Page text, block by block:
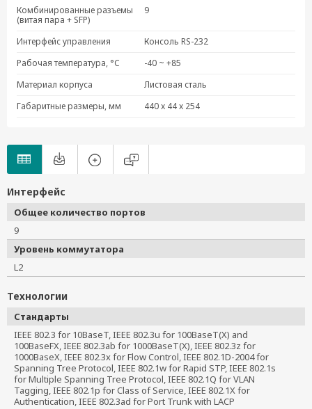
PT-G7509-R-HV
PT-G7509-R-HV-HV
Комбинированные разъемы
(витая пара + SFP)
9
Интерфейс управления
Консоль RS-232
Рабочая температура, °C
-40 ~ +85
Материал корпуса
Листовая сталь
Габаритные размеры, мм
440 x 44 x 254
Интерфейс
Общее количество портов
9
Уровень коммутатора
L2
Технологии
Стандарты
IEEE 802.3 for 10BaseT, IEEE 802.3u for 100BaseT(X) and
100BaseFX, IEEE 802.3ab for 1000BaseT(X), IEEE 802.3z for
1000BaseX, IEEE 802.3x for Flow Control, IEEE 802.1D-2004 for
Spanning Tree Protocol, IEEE 802.1w for Rapid STP, IEEE 802.1s
for Multiple Spanning Tree Protocol, IEEE 802.1Q for VLAN
Tagging, IEEE 802.1p for Class of Service, IEEE 802.1X for
Authentication, IEEE 802.3ad for Port Trunk with LACP